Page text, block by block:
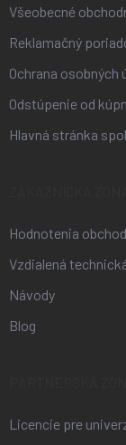
Všeobecné
Reklamačný
Ochrana
Odstúpenie od
Hlavná stránka
Hodnotenia
Vzdialená
Návody
Blog
Licencie pre